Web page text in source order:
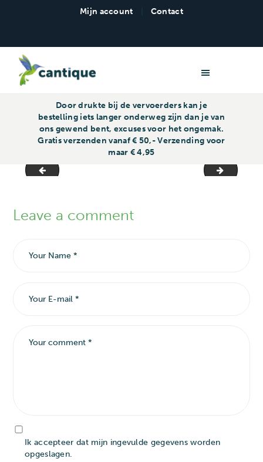
Mijn account Contact
Door drukte bij de vervoerders kan je
bestelling iets langer onderweg zijn dan je van
ons gewend bent, excuses voor het ongemak.
Gratis verzenden vanaf € 50,- Verzending voor
maar € 4,95
Achterkant
Leave a comment
Ik accepteer dat mijn ingevulde gegevens worden
opgeslagen.